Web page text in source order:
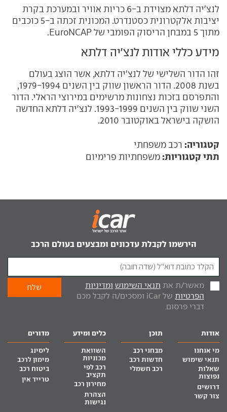
לנצ'יה דלתא מצוידת ב-6 כריות אוויר ובמערכת בקרת
יציבות אלקטרונית כסטנדרט. המכונית זכתה ב-5 כוכבים
מתוך 5 במבחן הריסוק הפומבי של EuroNCAP.
מידע כללי אודות לנצ'יה דלתא
זהו הדור השלישי של לנצ'יה דלתא, אשר הוצג בעולם
בשנת 2008. הדור הראשון שווק בין השנים 1979-1994,
והתפרסם בזכות נצחונות מרשימים במירוצי הראלי. הדור
השני שווק בין השנים 1993-1999. לנצ'יה דלתא החדשה
הושקה בישראל באוקטובר 2010.
קטגוריה: רכב משפחתי
תתי קטגוריות: משפחתיות פרימיום
הירשמו לקבלת עדכונים ומבצעים בעולם הרכב
מאשר/ת את תנאי השימוש ומדיניות
הפרטיות
של iCar ומסכים/ה לקבל מכם
דברי פרסום.
אודות
מי אנחנו
תנאי שימוש
שאלות
נפוצות
דרושים
צור קשר
תוכן
מבחני רכב
חדשות רכב
רכב חשמלי
כלים ומידע
השוואת
מכוניות
רכב לפי
תקציב
מחירון רכב
הצהרת
נגישות
מדורים
ליסינג
מימון לרכב
ביטוח רכב
טרייד אין